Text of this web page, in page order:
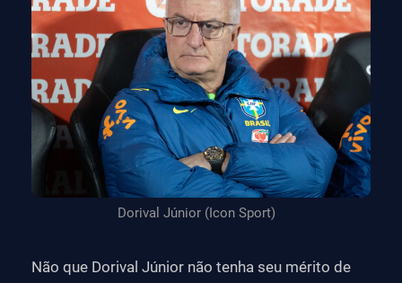
Dorival Júnior (Icon Sport)
Não que Dorival Júnior não tenha seu mérito de